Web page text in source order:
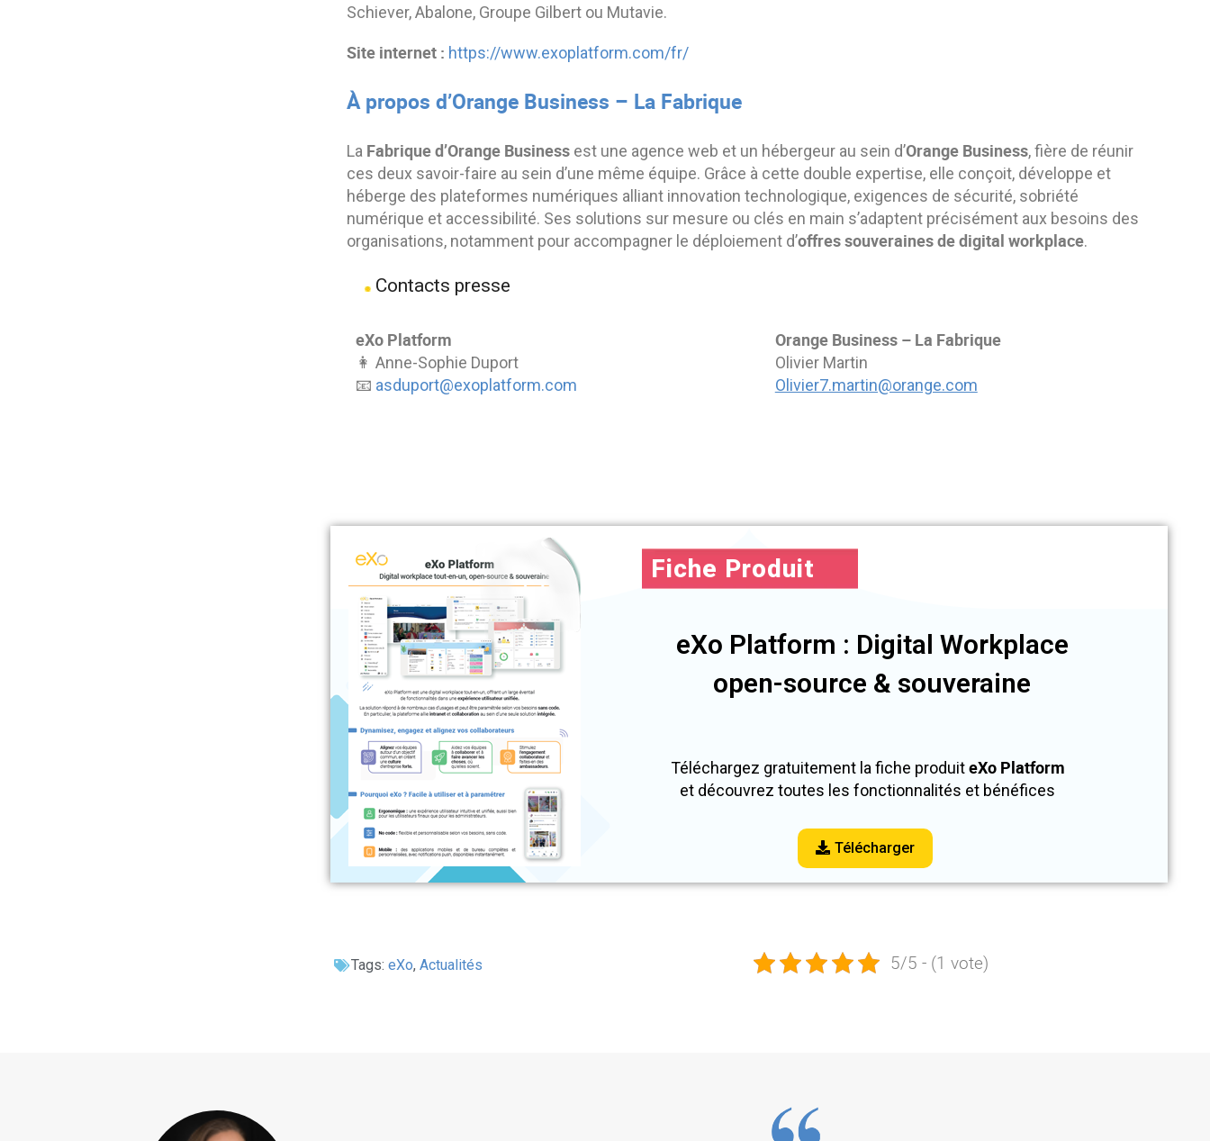
Schiever, Abalone, Groupe Gilbert ou Mutavie.
Site internet : https://www.exoplatform.com/fr/
À propos d’Orange Business – La Fabrique
La Fabrique d’Orange Businessest une agence web et un hébergeur au sein d’Orange Business, fière de réunir
ces deux savoir-faire au sein d’une même équipe. Grâce à cette double expertise, elle conçoit, développe et
héberge des plateformes numériques alliant innovation technologique, exigences de sécurité, sobriété
numérique et accessibilité. Ses solutions sur mesure ou clés en main s’adaptent précisément aux besoins des
organisations, notamment pour accompagner le déploiement d’offres souveraines de digital workplace.
Contacts presse
eXo Platform
👩 Anne-Sophie Duport
📧 asduport@exoplatform.com
Orange Business – La Fabrique
Olivier Martin
Olivier7.martin@orange.com
Fiche Produit
eXo Platform : Digital Workplace
open-source & souveraine
Téléchargez gratuitement la fiche produiteXo Platform
et découvrez toutes les fonctionnalités et bénéfices
Télécharger
Tags: eXo, Actualités 5/5 - (1 vote)